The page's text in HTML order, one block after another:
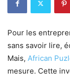
Pour les
sans savoir lire,
Mais, African
mesure. Cette